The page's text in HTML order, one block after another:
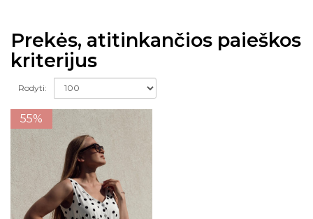
Prekės, atitinkančios paieškos
kriterijus
Rodyti:
55%